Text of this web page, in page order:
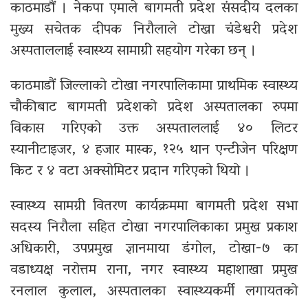
काठमाडौं । नेकपा एमाले बागमती प्रदेश संसदीय दलका
मुख्य सचेतक दीपक निरौलाले टोखा चंडेश्वरी प्रदेश
अस्पताललाई स्वास्थ्य सामाग्री सहयोग गरेका छन् ।
काठमाडौं जिल्लाको टोखा नगरपालिकामा प्राथमिक स्वास्थ्य
चौकीबाट बागमती प्रदेशको प्रदेश अस्पतालका रुपमा
विकास गरिएको उक्त अस्पताललाई ४० लिटर
स्यानीटाइजर, ४ हजार मास्क, १२५ थान एन्टीजेन परिक्षण
किट र ४ वटा अक्सोमिटर प्रदान गरिएको थियो ।
स्वास्थ्य सामग्री वितरण कार्यक्रममा बागमती प्रदेश सभा
सदस्य निरौला सहित टोखा नगरपालिकाका प्रमुख प्रकाश
अधिकारी, उपप्रमुख ज्ञानमाया डंगोल, टोखा-७ का
वडाध्यक्ष नरोत्तम राना, नगर स्वास्थ्य महाशाखा प्रमुख
रनलाल कुलाल, अस्पतालका स्वास्थ्यकर्मी लगायतको